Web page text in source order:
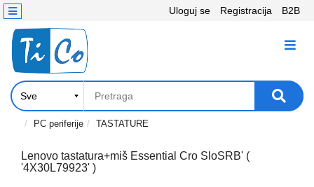
Uloguj se Registracija B2B
KATEGORIJE
Računari,
Komponente
Laptop
tablet
Kontakt
PC periferije TASTATURE
Lenovo tastatura+miš Essential Cro SloSRB' (
'4X30L79923' )